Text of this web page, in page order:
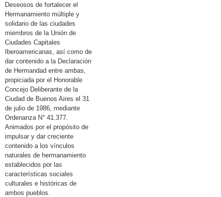
Deseosos de fortalecer el
Hermanamiento múltiple y
solidario de las ciudades
miembros de la Unión de
Ciudades Capitales
Iberoamericanas, así como de
dar contenido a la Declaración
de Hermandad entre ambas,
propiciada por el Honorable
Concejo Deliberante de la
Ciudad de Buenos Aires el 31
de julio de 1986, mediante
Ordenanza N° 41.377.
Animados por el propósito de
impulsar y dar creciente
contenido a los vínculos
naturales de hermanamiento
establecidos por las
características sociales
culturales e históricas de
ambos pueblos.